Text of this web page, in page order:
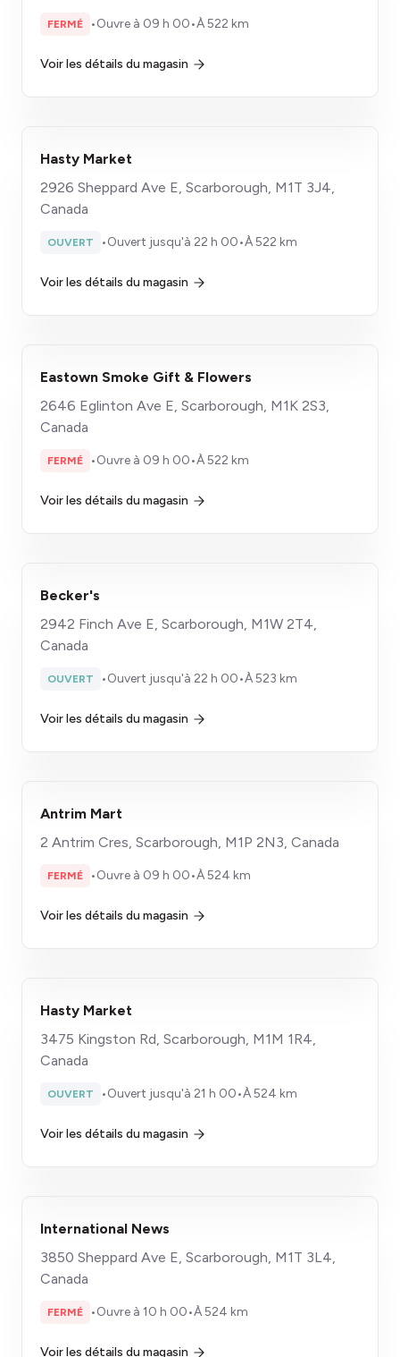
FERMÉ •Ouvre à 09 h 00•À 522 km
Voir les détails du magasin
Hasty Market
2926 Sheppard Ave E, Scarborough, M1T 3J4,
Canada
OUVERT •Ouvert jusqu'à 22 h 00•À 522 km
Voir les détails du magasin
Eastown Smoke Gift & Flowers
2646 Eglinton Ave E, Scarborough, M1K 2S3,
Canada
FERMÉ •Ouvre à 09 h 00•À 522 km
Voir les détails du magasin
Becker's
2942 Finch Ave E, Scarborough, M1W 2T4,
Canada
OUVERT •Ouvert jusqu'à 22 h 00•À 523 km
Voir les détails du magasin
Antrim Mart
2 Antrim Cres, Scarborough, M1P 2N3, Canada
FERMÉ •Ouvre à 09 h 00•À 524 km
Voir les détails du magasin
Hasty Market
3475 Kingston Rd, Scarborough, M1M 1R4,
Canada
OUVERT •Ouvert jusqu'à 21 h 00•À 524 km
Voir les détails du magasin
International News
3850 Sheppard Ave E, Scarborough, M1T 3L4,
Canada
FERMÉ •Ouvre à 10 h 00•À 524 km
Voir les détails du magasin